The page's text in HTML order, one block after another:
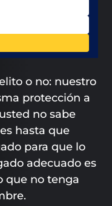
o no: nuestro
protección a
no sabe
hasta que
para que lo
adecuado es
que no tenga